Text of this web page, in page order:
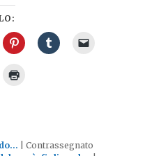
|Contrassegnato